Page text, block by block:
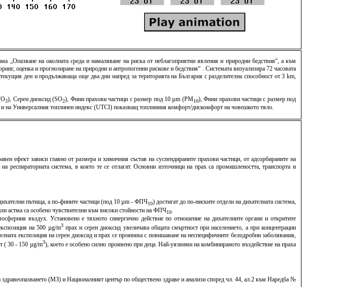
„Опазване на околната среда и намаляване на риска от неблагоприятни явления и природни бедствия“, а към
и прогнозиране на природни и антропогенни рискове и бедствия“ . Системата визуализира 72 часовата
ден и продължаваща още два дни напред за територията на България с разделителна способност от 3 km,
3), Серен диоксид (SO2), Фини прахови частици с размер под 10 µm (PM10), Фини прахови частици с размер под
на Универсалния топлинен индекс (UTCI) показващ топлинния комфорт/дискомфорт на човешкото тяло.
ефект зависи главно от размера и химичния състав на суспендираните прахови частици, от адсорбираните на
система, в която те се отлагат. Основни източници на прах са промишлеността, транспорта и
пътища, а по-фините частици (под 10 µm - ФПЧ10) достигат до по-ниските отдели на дихателната система,
астма са особено чувствителни към високи стойности на ФПЧ10
въздух. Установено е тяхното синергично действие по отношение на дихателните органи и откритите
на 500 µg/m3прах и серен диоксид увеличава общата смъртност при населението, а при концентрации
експозиция на серен диоксид и прах се проявява с повишаване на неспецифичните белодробни заболявания,
( 30 - 150 µg/m3), което е особено силно проявено при деца. Най-уязвими на комбинираното въздействие на праха
(МЗ) и Националният център по обществено здраве и анализи според чл. 44, ал.2 към Наредба №